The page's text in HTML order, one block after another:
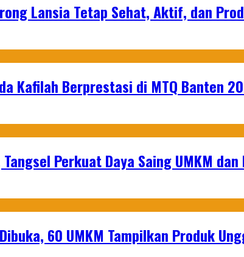
Lansia Tetap Sehat, Aktif, dan
Kafilah Berprestasi di MTQ Banten
Perkuat Daya Saing UMKM dan
60 UMKM Tampilkan Produk